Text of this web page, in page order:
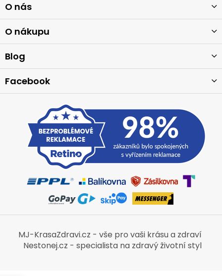
á
p
a
t
O nás
O nákupu
Blog
Facebook
MJ-KrasaZdravi.cz - vše pro vaši krásu a zdraví
Nestonej.cz - specialista na zdravý životní styl